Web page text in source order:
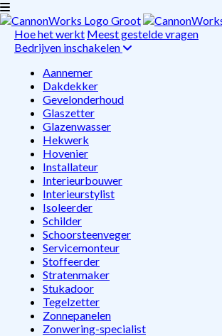
Hoe het werkt Meest gestelde vragen
Bedrijven inschakelen
Aannemer
Dakdekker
Gevelonderhoud
Glaszetter
Glazenwasser
Hekwerk
Hovenier
Installateur
Interieurbouwer
Interieurstylist
Isoleerder
Schilder
Schoorsteenveger
Servicemonteur
Stoffeerder
Stratenmaker
Stukadoor
Tegelzetter
Zonnepanelen
Zonwering-specialist